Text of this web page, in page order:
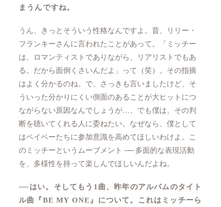
まうんですね。
うん、きっとそういう性格なんですよ。昔、リリー・
フランキーさんに言われたことがあって。「ミッチー
は、ロマンティストでありながら、リアリストでもあ
る。だから面倒くさいんだよ」って（笑）。その指摘
はよく分かるのね。で、さっきも言いましたけど、そ
ういった分かりにくい側面のあることが大ヒットにつ
ながらない原因なんでしょうが…、でも僕は、その判
断を聴いてくれる人に委ねたい。なぜなら、僕として
はベイベーたちに参加意識を高めてほしいわけよ。こ
のミッチーというムーブメント ── 多面的な表現活動
を、多様性を持って楽しんでほしいんだよね。
── はい。そしてもう1曲、昨年のアルバムのタイト
ル曲『BE MY ONE』について。これはミッチーら